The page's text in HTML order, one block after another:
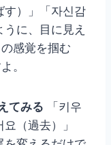
す）」「자신감
に、目に見え
感覚を掴む
。
てみる 「키우
（過去）」